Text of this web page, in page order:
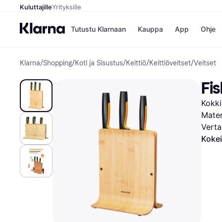
KuluttajilleYrityksille
Tutustu Klarnaan Kauppa
Kaupat
Gigantti
H&M
Peten
Wolt
App Ohje
Klarna/Shopping/Koti ja Sisustus/Keittiö/Keittiöveitset/Veitset